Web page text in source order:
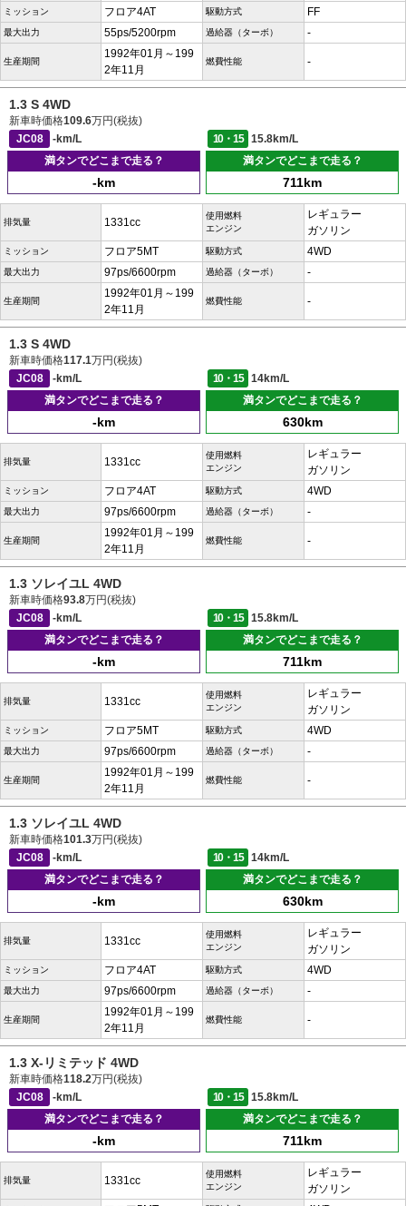
ミッション フロア4AT 駆動方式 FF
最大出力 55ps/5200rpm 過給器（ターボ） -
生産期間
1992年01月～199
2年11月
燃費性能 -
1.3 S 4WD
新車時価格109.6万円(税抜)
JC08
-km/L 10・15
15.8km/L
満タンでどこまで走る？
-km
満タンでどこまで走る？
711km
排気量 1331cc
使用燃料
エンジン
レギュラー
ガソリン
ミッション フロア5MT 駆動方式 4WD
最大出力 97ps/6600rpm 過給器（ターボ） -
生産期間
1992年01月～199
2年11月
燃費性能 -
1.3 S 4WD
新車時価格117.1万円(税抜)
JC08
-km/L 10・15
14km/L
満タンでどこまで走る？
-km
満タンでどこまで走る？
630km
排気量 1331cc
使用燃料
エンジン
レギュラー
ガソリン
ミッション フロア4AT 駆動方式 4WD
最大出力 97ps/6600rpm 過給器（ターボ） -
生産期間
1992年01月～199
2年11月
燃費性能 -
1.3 ソレイユL 4WD
新車時価格93.8万円(税抜)
JC08
-km/L 10・15
15.8km/L
満タンでどこまで走る？
-km
満タンでどこまで走る？
711km
排気量 1331cc
使用燃料
エンジン
レギュラー
ガソリン
ミッション フロア5MT 駆動方式 4WD
最大出力 97ps/6600rpm 過給器（ターボ） -
生産期間
1992年01月～199
2年11月
燃費性能 -
1.3 ソレイユL 4WD
新車時価格101.3万円(税抜)
JC08
-km/L 10・15
14km/L
満タンでどこまで走る？
-km
満タンでどこまで走る？
630km
排気量 1331cc
使用燃料
エンジン
レギュラー
ガソリン
ミッション フロア4AT 駆動方式 4WD
最大出力 97ps/6600rpm 過給器（ターボ） -
生産期間
1992年01月～199
2年11月
燃費性能 -
1.3 X-リミテッド 4WD
新車時価格118.2万円(税抜)
JC08
-km/L 10・15
15.8km/L
満タンでどこまで走る？
-km
満タンでどこまで走る？
711km
排気量 1331cc
使用燃料
エンジン
レギュラー
ガソリン